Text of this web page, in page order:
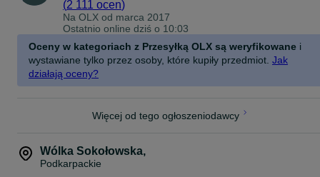
(2 111 ocen)
Na OLX od marca 2017
Ostatnio online dziś o 10:03
Oceny w kategoriach z Przesyłką OLX są weryfikowane i
wystawiane tylko przez osoby, które kupiły przedmiot. Jak
działają oceny?
Więcej od tego ogłoszeniodawcy
Wólka Sokołowska,
Podkarpackie